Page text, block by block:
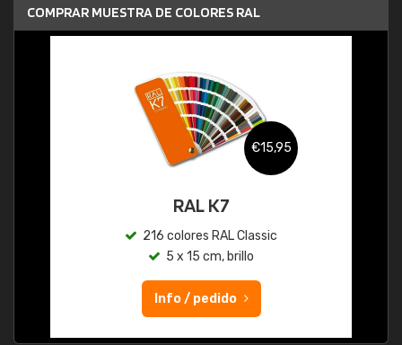
COMPRAR MUESTRA DE COLORES RAL
€15,95
RAL K7
216 colores RAL Classic
5 x 15 cm, brillo
Info / pedido